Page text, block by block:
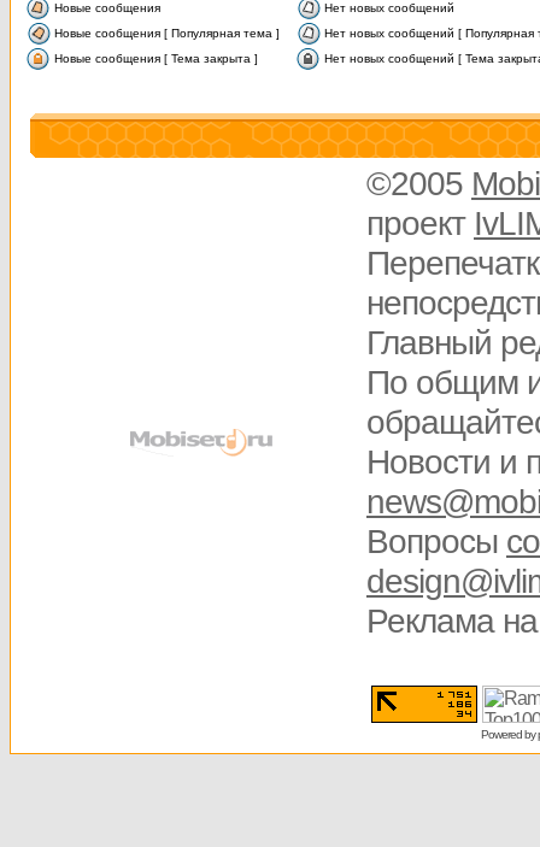
Новые сообщения
Нет новых сообщений
Новые сообщения [ Популярная тема ]
Нет новых сообщений [ Популярная
Новые сообщения [ Тема закрыта ]
Нет новых сообщений [ Тема
©2005
проект
Главный
По общим
Новости и
Вопросы
Реклама
Powered by